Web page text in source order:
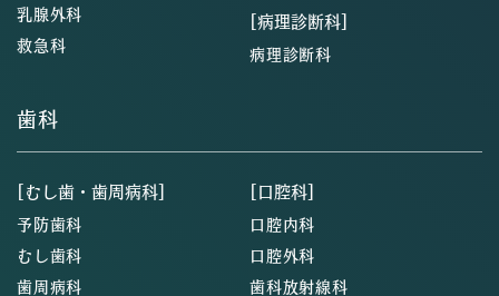
乳腺外科
救急科
[病理診断科]
病理診断科
歯科
[むし歯・歯周病科]
予防歯科
むし歯科
歯周病科
[口腔科]
口腔内科
口腔外科
歯科放射線科